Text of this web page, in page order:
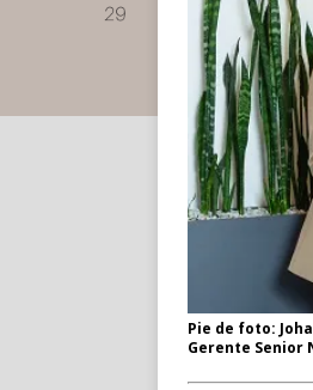
Pie de foto:
Gerente Senior